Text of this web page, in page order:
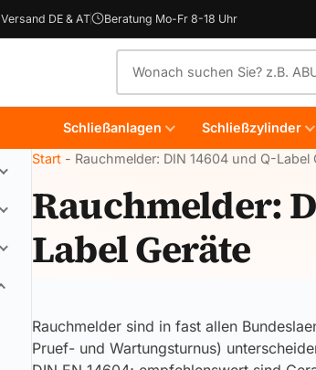
Versand DE & AT Beratung Mo-Fr 8-18 Uhr
Schließanlagen Schließzylinder
Start - Rauchmelder: DIN 14604 und Q-Label
Rauchmelder:
Label Geräte
Rauchmelder sind in fast allen
Pruef- und Wartungsturnus)